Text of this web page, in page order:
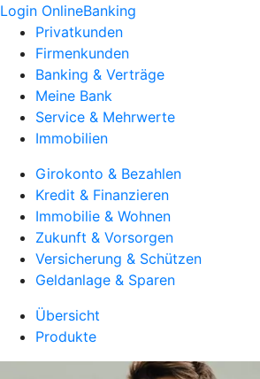
Login OnlineBanking
Privatkunden
Firmenkunden
Banking & Verträge
Meine Bank
Service & Mehrwerte
Immobilien
Girokonto & Bezahlen
Kredit & Finanzieren
Immobilie & Wohnen
Zukunft & Vorsorgen
Versicherung & Schützen
Geldanlage & Sparen
Übersicht
Produkte